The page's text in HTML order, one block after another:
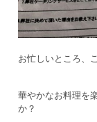
お忙しいところ、
華やかなお料理を
か？